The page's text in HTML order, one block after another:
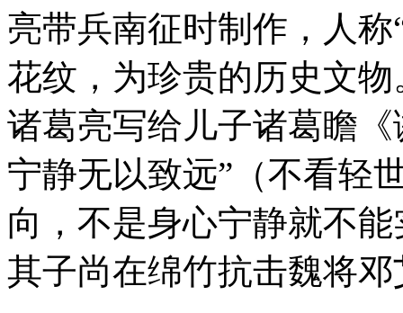
亮带兵南征时制作，人
花纹，为珍贵的历史文
诸葛亮写给儿子诸葛瞻
宁静无以致远”（不看轻
向，不是身心宁静就不
其子尚在绵竹抗击魏将